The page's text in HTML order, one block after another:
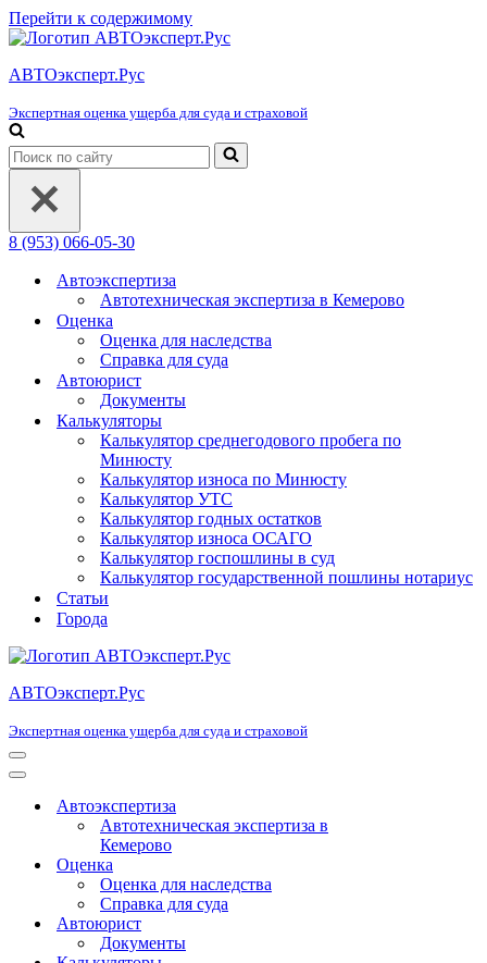
Перейти к содержимому
АВТОэксперт.Рус
Экспертная оценка ущерба для суда и страховой
Искать...
8 (953) 066-05-30
Автоэкспертиза
Автотехническая экспертиза в Кемерово
Оценка
Оценка для наследства
Справка для суда
Автоюрист
Документы
Калькуляторы
Калькулятор среднегодового пробега по
Минюсту
Калькулятор износа по Минюсту
Калькулятор УТС
Калькулятор годных остатков
Калькулятор износа ОСАГО
Калькулятор госпошлины в суд
Калькулятор государственной пошлины нотариус
Статьи
Города
АВТОэксперт.Рус
Экспертная оценка ущерба для суда и страховой
Меню
навигации
Меню
навигацииАвтоэкспертиза
Автотехническая экспертиза в
Кемерово
Оценка
Оценка для наследства
Справка для суда
Автоюрист
Документы